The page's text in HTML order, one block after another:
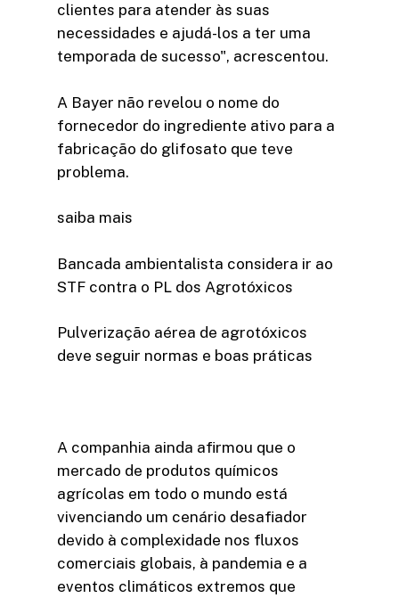
clientes para atender às suas
necessidades e ajudá-los a ter uma
temporada de sucesso", acrescentou.
A Bayer não revelou o nome do
fornecedor do ingrediente ativo para a
fabricação do glifosato que teve
problema.
saiba mais
Bancada ambientalista considera ir ao
STF contra o PL dos Agrotóxicos
Pulverização aérea de agrotóxicos
deve seguir normas e boas práticas
A companhia ainda afirmou que o
mercado de produtos químicos
agrícolas em todo o mundo está
vivenciando um cenário desafiador
devido à complexidade nos fluxos
comerciais globais, à pandemia e a
eventos climáticos extremos que